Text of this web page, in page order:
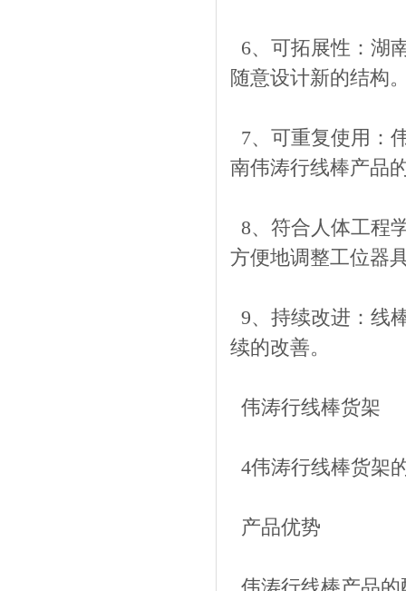
6、可拓展性：湖
随意设计新的结构
7、可重复使用：
南伟涛行线棒产品
8、符合人体工程
方便地调整工位器
9、持续改进：线
续的改善。
伟涛行线棒货架
4伟涛行线棒货架
产品优势